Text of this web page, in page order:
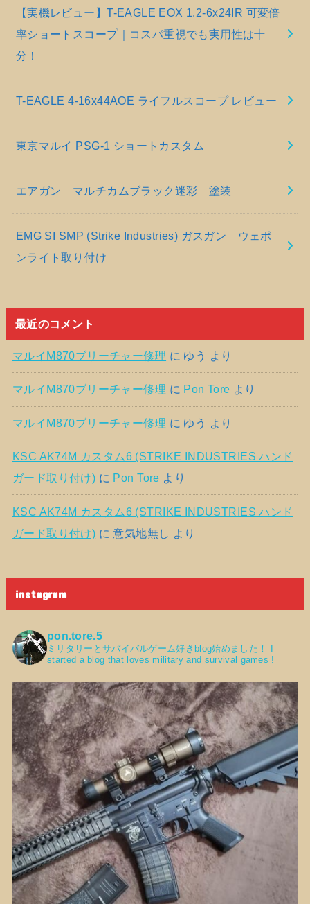
【実機レビュー】T-EAGLE EOX 1.2-6x24IR 可変倍
率ショートスコープ｜コスパ重視でも実用性は十
分！
T-EAGLE 4-16x44AOE ライフルスコープ レビュー
東京マルイ PSG-1 ショートカスタム
エアガン マルチカムブラック迷彩 塗装
EMG SI SMP (Strike Industries) ガスガン ウェポ
ンライト取り付け
最近のコメント
マルイM870ブリーチャー修理 に ゆう より
マルイM870ブリーチャー修理 に Pon Tore より
マルイM870ブリーチャー修理 に ゆう より
KSC AK74M カスタム6 (STRIKE INDUSTRIES ハンド
ガード取り付け) に Pon Tore より
KSC AK74M カスタム6 (STRIKE INDUSTRIES ハンド
ガード取り付け) に意気地無し より
instagram
pon.tore.5
ミリタリーとサバイバルゲーム好きblog始めました！
started a blog that loves military and survival games !